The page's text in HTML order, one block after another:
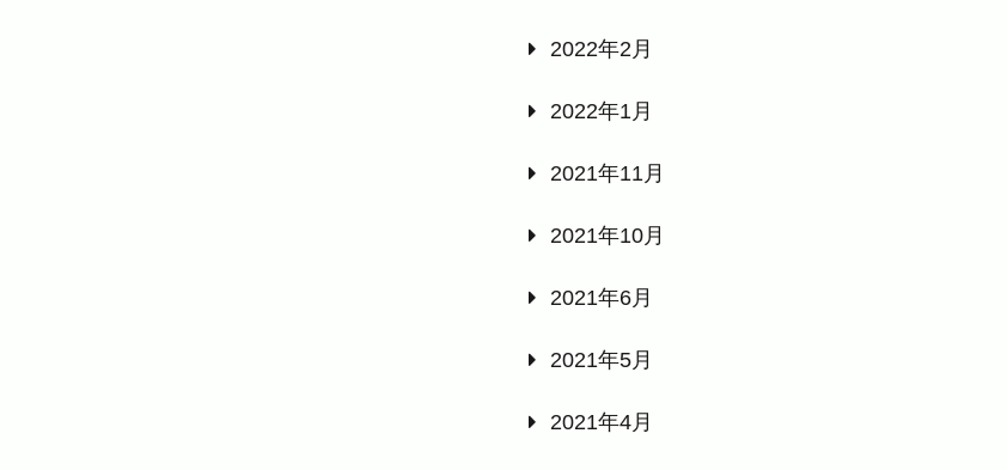
2022年2月
2022年1月
2021年11月
2021年10月
2021年6月
2021年5月
2021年4月